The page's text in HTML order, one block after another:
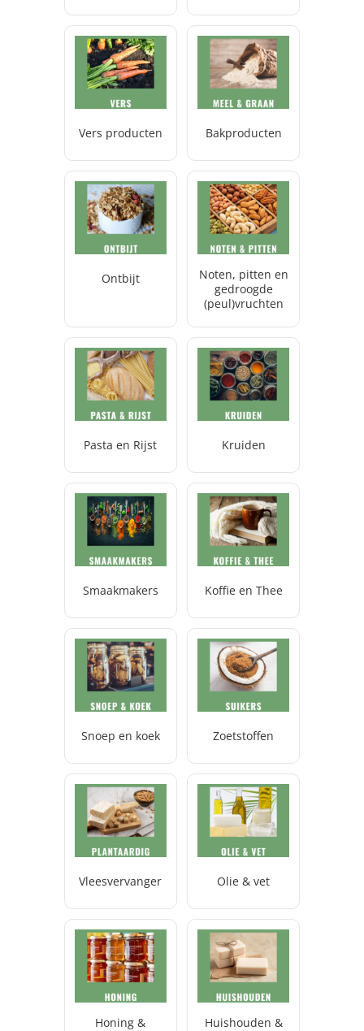
Vers producten Bakproducten
Ontbijt
Noten, pitten en
gedroogde
(peul)vruchten
Pasta en Rijst Kruiden
Smaakmakers Koffie en Thee
Snoep en koek Zoetstoffen
Vleesvervanger Olie & vet
Honing &
Huishouden &